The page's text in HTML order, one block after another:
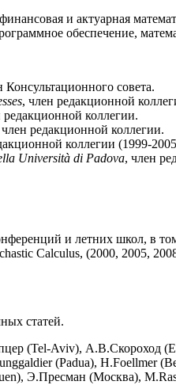
финансовая и актуарная
обеспечение,
Консультационного совета.
, член редакционной
редакционной коллегии.
член редакционной коллегии.
коллегии (1999-
Università di Padova, член
и летних школ, в
Calculus, (2000, 2005,
статей.
(Tel-Aviv), А.В.Скороход
(Padua),
Э.Пресман (Москва),